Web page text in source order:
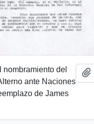
nombramiento del
ante Naciones
de James